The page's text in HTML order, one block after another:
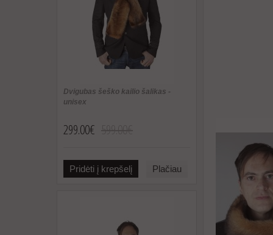
Dvigubas šeško kailio šalikas -
unisex
299.00€
Pridėti į krepšelį Plačiau